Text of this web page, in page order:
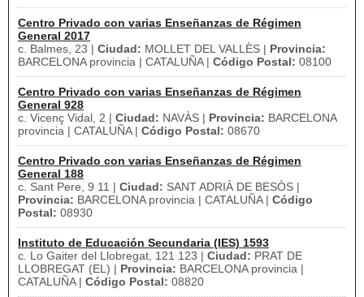
Centro Privado con varias Enseñanzas de Régimen
General 2017
c. Balmes, 23 | Ciudad: MOLLET DEL VALLÈS | Provincia:
BARCELONA provincia | CATALUÑA | Código Postal: 08100
Centro Privado con varias Enseñanzas de Régimen
General 928
c. Vicenç Vidal, 2 | Ciudad: NAVÀS | Provincia: BARCELONA
provincia | CATALUÑA | Código Postal: 08670
Centro Privado con varias Enseñanzas de Régimen
General 188
c. Sant Pere, 9 11 | Ciudad: SANT ADRIÀ DE BESÒS |
Provincia: BARCELONA provincia | CATALUÑA | Código
Postal: 08930
Instituto de Educación Secundaria (IES) 1593
c. Lo Gaiter del Llobregat, 121 123 | Ciudad: PRAT DE
LLOBREGAT (EL) | Provincia: BARCELONA provincia |
CATALUÑA | Código Postal: 08820